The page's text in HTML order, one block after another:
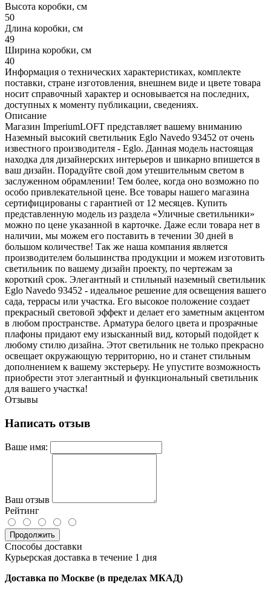
Высота коробки, см
50
Длина коробки, см
49
Ширина коробки, см
40
Информация о технических характеристиках, комплекте
поставки, стране изготовления, внешнем виде и цвете товара
носит справочный характер и основывается на последних,
доступных к моменту публикации, сведениях.
Описание
Магазин ImperiumLOFT представляет вашему вниманию
Наземный высокий светильник Eglo Navedo 93452 от очень
известного производителя - Eglo. Данная модель настоящая
находка для дизайнерских интерьеров и шикарно впишется в
ваш дизайн. Порадуйте свой дом утешительным светом в
заслуженном обрамлении! Тем более, когда оно возможно по
особо привлекательной цене. Все товары нашего магазина
сертифицированы с гарантией от 12 месяцев. Купить
представленную модель из раздела «Уличные светильники»
можно по цене указанной в карточке. Даже если товара нет в
наличии, мы можем его поставить в течении 30 дней в
большом количестве! Так же наша компания является
производителем большинства продукции и можем изготовить
светильник по вашему дизайн проекту, по чертежам за
короткий срок. Элегантный и стильный наземный светильник
Eglo Navedo 93452 - идеальное решение для освещения вашего
сада, террасы или участка. Его высокое положение создает
прекрасный световой эффект и делает его заметным акцентом
в любом пространстве. Арматура белого цвета и прозрачные
плафоны придают ему изысканный вид, который подойдет к
любому стилю дизайна. Этот светильник не только прекрасно
освещает окружающую территорию, но и станет стильным
дополнением к вашему экстерьеру. Не упустите возможность
приобрести этот элегантный и функциональный светильник
для вашего участка!
Отзывы
Написать отзыв
Ваше имя:
Ваш отзыв
Рейтинг
Продолжить
Способы доставки
Курьерская доставка в течение 1 дня
Доставка по Москве (в пределах МКАД)